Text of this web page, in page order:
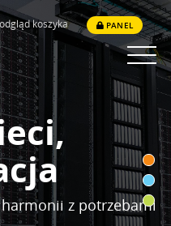
koszyka PANEL
Toggle
z potrzebami